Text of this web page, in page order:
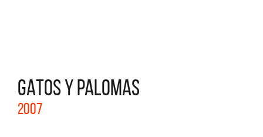
GATOS Y PALOMAS
2007